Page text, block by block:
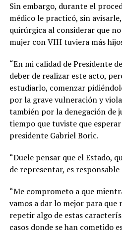
Sin embargo, durante el
médico le practicó, sin
quirúrgica al considerar que
mujer con VIH tuviera más
“En mi calidad de Presidente
deber de realizar este acto,
estudiarlo, comenzar
por la grave vulneración y
también por la denegación de
tiempo que tuviste que
presidente Gabriel Boric.
“Duele pensar que el Estado,
de representar, es responsable
“Me comprometo a que
vamos a dar lo mejor para que
repetir algo de estas
casos donde se han cometido